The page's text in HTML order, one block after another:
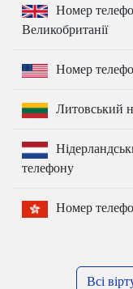
Номер
Великобританії
Номер
Литовський
телефону
Номер
Всі